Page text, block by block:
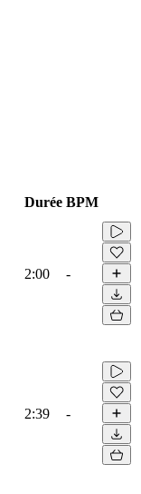
Durée BPM
2:00 -
2:39 -